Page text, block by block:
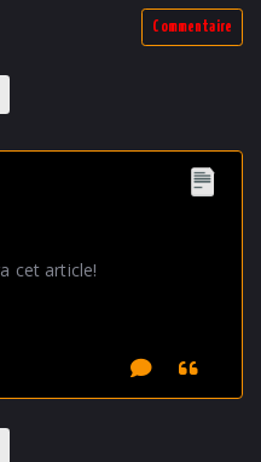
Commentaire
cet article!